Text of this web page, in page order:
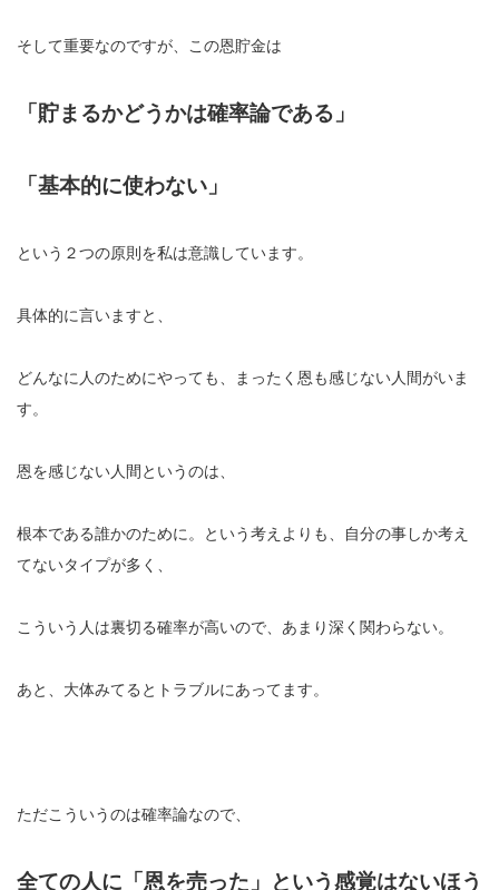
そして重要なのですが、この恩貯金は
「貯まるかどうかは確率論である」
「基本的に使わない」
という２つの原則を私は意識しています。
具体的に言いますと、
どんなに人のためにやっても、まったく恩も感じない人間がいま
す。
恩を感じない人間というのは、
根本である誰かのために。という考えよりも、自分の事しか考え
てないタイプが多く、
こういう人は裏切る確率が高いので、あまり深く関わらない。
あと、大体みてるとトラブルにあってます。
ただこういうのは確率論なので、
全ての人に「恩を売った」という感覚はないほう